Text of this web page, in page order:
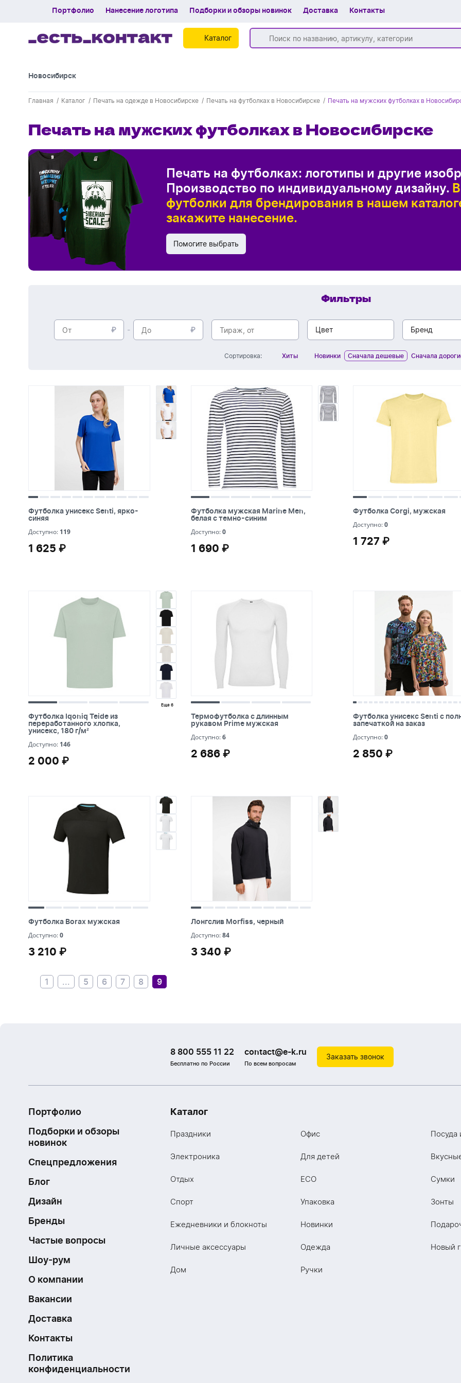
Портфолио Нанесение логотипа Подборки и обзоры новинок Доставка Контакты
Каталог
Новосибирск
Обратный звонок
Главная Каталог Печать на одежде в Новосибирске Печать на футболках в Новосибирске Печать на мужских футболках в
Печать на мужских футболках в Новосибирске
Печать на футболках: логотипы и другие
Производство по индивидуальному дизайну.
футболки для брендирования в нашем
закажите нанесение.
Помогите выбрать
Фильтры
Цвет
хаки
фиолетовый
синий
оливковый
натуральный
черный
фуксия
стальной
персиковый
Бренд
Portobello
Roly
Sol's
T-Bolka
Сортировка: Хиты Новинки Сначала дешевые Сначала
Футболка унисекс Senti, ярко-
синяя
Доступно: 119
1 625 ₽
Футболка унисекс Senti, ярко-
синяя
119
1 625 ₽
Футболка мужская Marine Men,
белая с темно-синим
Доступно:0
1 690 ₽
Футболка мужская Marine Men,
белая с темно-синим
0
1 690 ₽
Футболка Corgi, мужская
Доступно:0
1 727 ₽
Футболка Corgi, мужская
0
1 727 ₽
Футболка Iqoniq Teide из
переработанного хлопка,
унисекс, 180 г/м²
Доступно: 146
2 000 ₽
Еще 6
Футболка Iqoniq Teide из
переработанного хлопка,
унисекс, 180 г/м²
146
2 000 ₽
Термофутболка с длинным
рукавом Prime мужская
Доступно:6
2 686 ₽
Термофутболка с длинным рукавом
Prime мужская
6
2 686 ₽
Футболка унисекс Senti с
запечаткой на заказ
Доступно:0
2 850 ₽
Футболка унисекс Senti с
запечаткой на заказ
0
2 850 ₽
Футболка Borax мужская
Доступно:0
3 210 ₽
Футболка Borax мужская
0
3 210 ₽
Лонгслив Morfiss, черный
Доступно:84
3 340 ₽
Лонгслив Morfiss, черный
84
3 340 ₽
1 ... 5 6 7 8 9
8 800 555 11 22
Бесплатно по России
contact@e-k.ru
По всем вопросам
Заказать звонок
Портфолио
Подборки и обзоры
новинок
Спецпредложения
Блог
Дизайн
Бренды
Частые вопросы
Шоу-рум
О компании
Вакансии
Доставка
Контакты
Политика
конфиденциальности
Каталог
Праздники
Электроника
Отдых
Спорт
Ежедневники и блокноты
Личные аксессуары
Дом
Офис
Для детей
ECO
Упаковка
Новинки
Одежда
Ручки
Посуда
Сумки
Зонты
Новый